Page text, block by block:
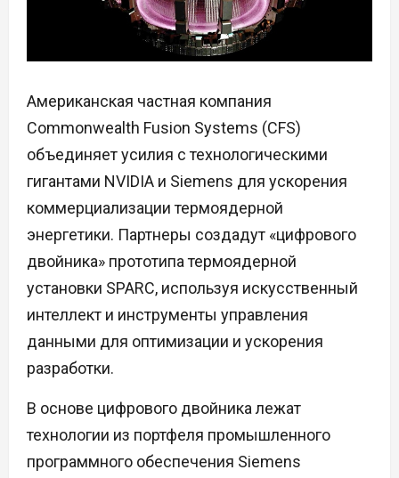
Американская частная компания
Commonwealth Fusion Systems (CFS)
объединяет усилия с технологическими
гигантами NVIDIA и Siemens для ускорения
коммерциализации термоядерной
энергетики. Партнеры создадут «цифрового
двойника» прототипа термоядерной
установки SPARC, используя искусственный
интеллект и инструменты управления
данными для оптимизации и ускорения
разработки.
В основе цифрового двойника лежат
технологии из портфеля промышленного
программного обеспечения Siemens